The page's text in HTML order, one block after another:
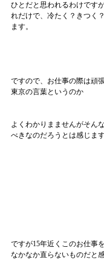
ひとだと思われるわけです
れだけで、冷たく？きつく
ます。
ですので、お仕事の際は頑
東京の言葉というのか
よくわかりまませんがそん
べきなのだろうとは感じます
ですが15年近くこのお仕事
なかなか直らないものだと感